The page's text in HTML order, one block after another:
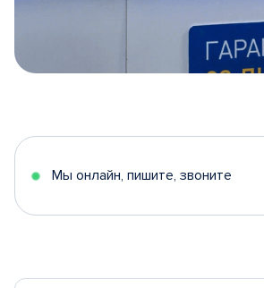
5
Мы онлайн, пишите, звоните